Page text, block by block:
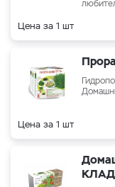
Цена за 1 шт
Цена за 1 шт